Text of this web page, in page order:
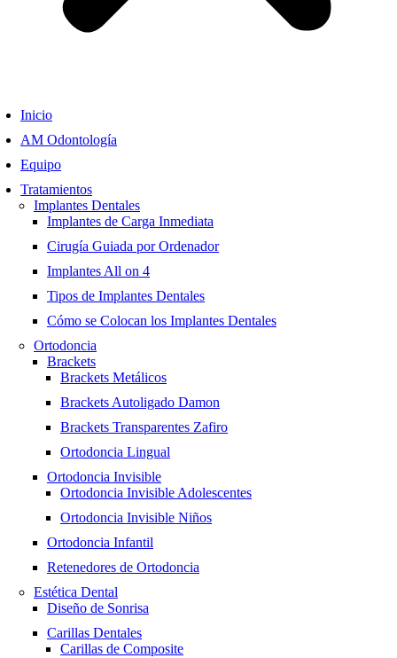
Inicio
AM Odontología
Equipo
Tratamientos
Implantes Dentales
Implantes de Carga Inmediata
Cirugía Guiada por Ordenador
Implantes All on 4
Tipos de Implantes Dentales
Cómo se Colocan los Implantes Dentales
Ortodoncia
Brackets
Brackets Metálicos
Brackets Autoligado Damon
Brackets Transparentes Zafiro
Ortodoncia Lingual
Ortodoncia Invisible
Ortodoncia Invisible Adolescentes
Ortodoncia Invisible Niños
Ortodoncia Infantil
Retenedores de Ortodoncia
Estética Dental
Diseño de Sonrisa
Carillas Dentales
Carillas de Composite